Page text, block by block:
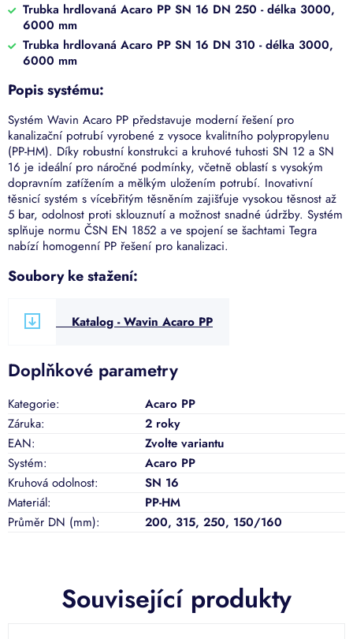
Související produkty
Trubka hrdlovaná Acaro PP SN 16 DN 250 - délka 3000,
6000 mm
Trubka hrdlovaná Acaro PP SN 16 DN 310 - délka 3000,
6000 mm
Popis systému:
Systém Wavin Acaro PP představuje moderní řešení pro
kanalizační potrubí vyrobené z vysoce kvalitního polypropylenu
(PP-HM). Díky robustní konstrukci a kruhové tuhosti SN 12 a SN
16 je ideální pro náročné podmínky, včetně oblastí s vysokým
dopravním zatížením a mělkým uložením potrubí. Inovativní
těsnicí systém s vícebřitým těsněním zajišťuje vysokou těsnost až
5 bar, odolnost proti sklouznutí a možnost snadné údržby. Systém
splňuje normu ČSN EN 1852 a ve spojení se šachtami Tegra
nabízí homogenní PP řešení pro kanalizaci.
Soubory ke stažení:
Katalog - Wavin Acaro PP
Doplňkové parametry
Kategorie:
Acaro PP
Záruka:
2 roky
EAN:
Zvolte variantu
Systém:
Acaro PP
Kruhová odolnost:
SN 16
Materiál:
PP-HM
Průměr DN (mm): 200, 315, 250, 150/160